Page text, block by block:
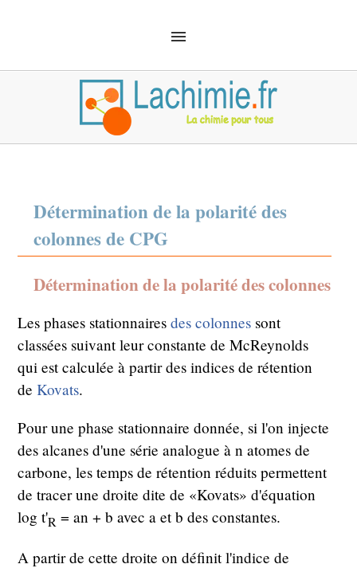
ACCUEIL
SOLUTIONS
CHIMIE ANALYTIQUE
CHIMIE ORGANIQUE
MÉCANIQUE QUANTIQUE
Détermination de la polarité des
colonnes de CPG
Détermination de la polarité des colonnes
Les phases stationnairesdes colonnes sont
classées suivant leur constante de McReynolds
qui est calculée à partir des indices de rétention
deKovats.
Pour une phase stationnaire donnée, si l'on injecte
des alcanes d'une série analogue à n atomes de
carbone, les temps de rétention réduits permettent
de tracer une droite dite de «Kovats» d'équation
log t'R = an + b avec a et b des constantes.
A partir de cette droite on définit l'indice de